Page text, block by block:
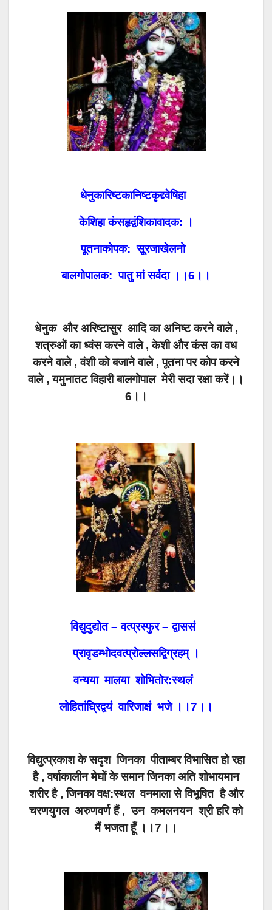
धेनुकारिष्टकानिष्टकृद्द्वेषिहा
केशिहा कंसहृद्वंशिकावादक: ।
पूतनाकोपक: सूरजाखेलनो
बालगोपालक: पातु मां सर्वदा ।।6।।
धेनुक और अरिष्टासुर आदि का अनिष्ट करने वाले ,
शत्रुओं का ध्वंस करने वाले , केशी और कंस का वध
करने वाले , वंशी को बजाने वाले , पूतना पर कोप करने
वाले , यमुनातट विहारी बालगोपाल मेरी सदा रक्षा करें।।
6।।
विद्युदुद्योत – वत्प्रस्फुर – द्वाससं
प्रावृडम्भोदवत्प्रोल्लसद्विग्रहम् ।
वन्यया मालया शोभितोर:स्थलं
लोहितांघ्रिद्वयं वारिजाक्षं भजे ।।7।।
विद्युत्प्रकाश के सदृश जिनका पीताम्बर विभासित हो रहा
है , वर्षाकालीन मेघों के समान जिनका अति शोभायमान
शरीर है , जिनका वक्ष:स्थल वनमाला से विभूषित है और
चरणयुगल अरुणवर्ण हैं , उन कमलनयन श्री हरि को
मैं भजता हूँ ।।7।।